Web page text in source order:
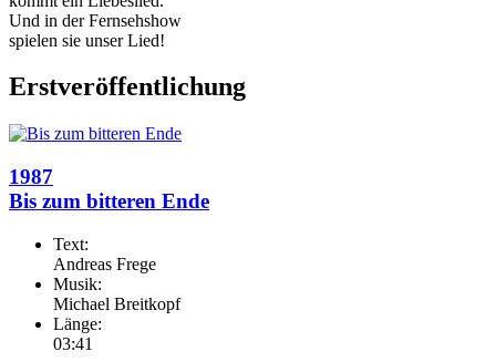
Und in der Fernsehshow
spielen sie unser Lied!
Erstveröffentlichung
1987
Bis zum bitteren Ende
Text:
Andreas Frege
Musik:
Michael Breitkopf
Länge:
03:41